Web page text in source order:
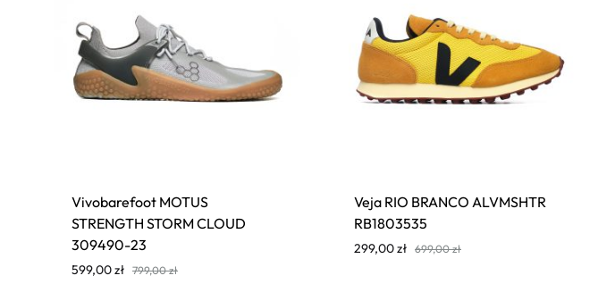
Vivobarefoot MOTUS
STRENGTH STORM CLOUD
309490-23
599,00zł 799,00zł
Veja RIO BRANCO ALVMSHTR
RB1803535
299,00zł 699,00zł